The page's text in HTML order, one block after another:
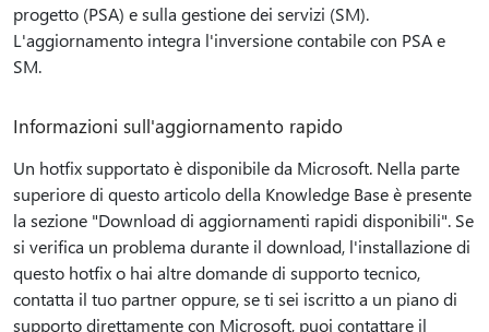
progetto (PSA) e sulla gestione dei servizi (SM).
L'aggiornamento integra l'inversione contabile con PSA e
SM.
Informazioni sull'aggiornamento rapido
Un hotfix supportato è disponibile da Microsoft. Nella parte
superiore di questo articolo della Knowledge Base è presente
la sezione "Download di aggiornamenti rapidi disponibili". Se
si verifica un problema durante il download, l'installazione di
questo hotfix o hai altre domande di supporto tecnico,
contatta il tuo partner oppure, se ti sei iscritto a un piano di
supporto direttamente con Microsoft, puoi contattare il